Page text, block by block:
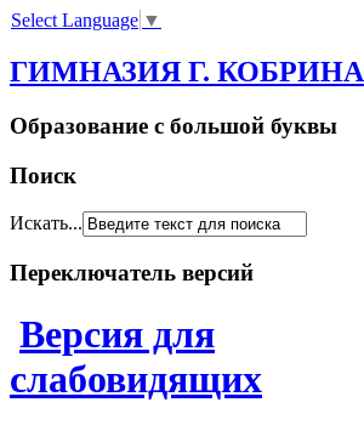
Select Language ▼
ГИМНАЗИЯ Г. КОБРИНА
Образование с большой буквы
Поиск
Искать...
Переключатель версий
Версия для
слабовидящих